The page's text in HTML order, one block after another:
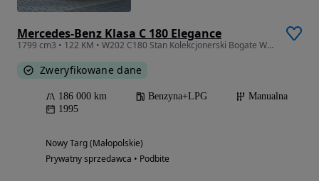
Mercedes-Benz Klasa C 180 Elegance
1799 cm3 • 122 KM • W202 C180 Stan Kolekcjonerski Bogate Wyposażenie
Zweryfikowane dane
186 000 km Benzyna+LPG
Manualna
1995
Nowy Targ (Małopolskie)
Prywatny sprzedawca • Podbite